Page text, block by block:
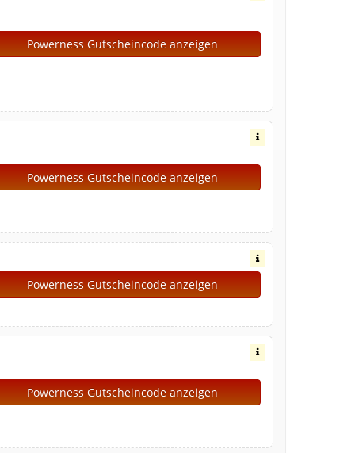
Powerness Gutscheincode anzeigen
Powerness Gutscheincode anzeigen
Powerness Gutscheincode anzeigen
Powerness Gutscheincode anzeigen